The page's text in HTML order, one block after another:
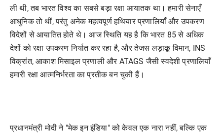
ली थी, तब भारत विश्व का सबसे बड़ा रक्षा आयातक था। हमारी सेनाएँ
आधुनिक तो थीं, परंतु अनेक महत्वपूर्ण हथियार प्रणालियाँ और उपकरण
विदेशों से आयातित होते थे। आज स्थिति यह है कि भारत 85 से अधिक
देशों को रक्षा उपकरण निर्यात कर रहा है, और तेजस लड़ाकू विमान, INS
विक्रांत, आकाश मिसाइल प्रणाली और ATAGS जैसी स्वदेशी प्रणालियाँ
हमारी रक्षा आत्मनिर्भरता का प्रतीक बन चुकी हैं।
प्रधानमंत्री मोदी ने "मेक इन इंडिया" को केवल एक नारा नहीं, बल्कि एक